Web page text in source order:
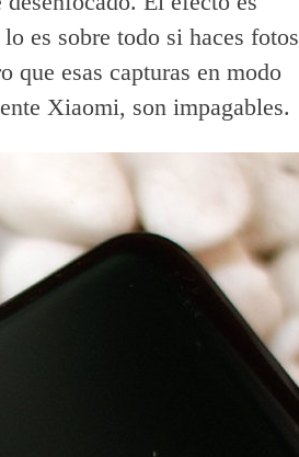
es sobre todo si haces fotos
que esas capturas en modo
Xiaomi, son impagables.